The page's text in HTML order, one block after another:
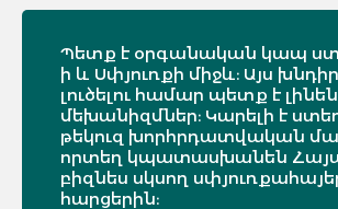
Պետք է օրգանական կապ
ի և Սփյուռքի միջև։ Այս
լուծելու համար պետք է լինեն
մեխանիզմներ։ Կարելի է
թեկուզ խորհրդատվական
որտեղ կպատասխանեն
բիզնես սկսող
հարցերին։